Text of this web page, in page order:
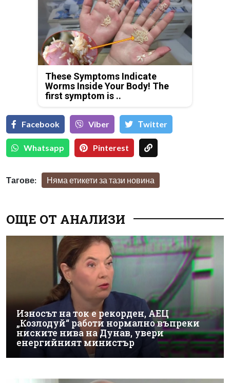
These Symptoms Indicate
Worms Inside Your Body! The
first symptom is ..
Facebook Viber Тwitter
Whatsapp Pinterest
Тагове: Няма етикети за тази новина
ОЩЕ ОТ АНАЛИЗИ
Износът на ток е рекорден, АЕЦ
„Козлодуй“ работи нормално въпреки
ниските нива на Дунав, увери
енергийният министър